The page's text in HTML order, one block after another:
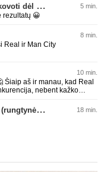
M. Arteta: „Turime ambiciją kitą sezoną kovoti dėl visų titulų“ 5 min.
rezultatų 😀
8 min.
Real ir Man City
10 min.
Šiaip aš ir manau, kad Real
nebent kažko
kuriai jau būtų
sėdės be titulų. Nors
kaip komandoje
gaila, Prancūzijos rinktinėj
atrodo geresni santykiai,
Konferencijų lyga: „Žalgiris“ – „Hajduk“ (rungtynės tiesiogiai) 18 min.